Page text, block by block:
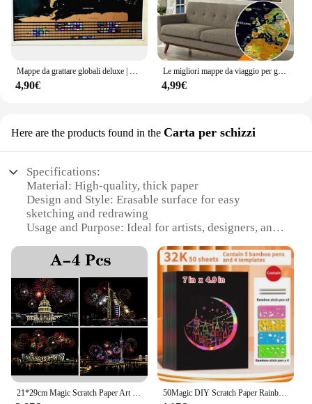
Mappe da grattare globali deluxe | Viaggia le mappe per tracciare i viaggi | Poster da parete per decorazioni per stanze e uffici, giornalieri di viaggio, mappe come regali
4,90€
Le migliori mappe da viaggio per graffiare, mappe da grattare globali di lusso con bandiere nazionali, biglietto da grattare per poster di diario di viaggio come regali M0
4,99€
Here are the products found in the Carta per schizzi
Specifications:
Material: High-quality, thick paper
Design and Style: Erasable surface for easy
sketching and redrawing
Usage and Purpose: Ideal for artists, designers, and
Performance and Property: Durable and resistant to
tearing
Parts and Accessories: Comes in sets for
convenience
Applicable Scenario: Perfect for sketching, drawing,
and planning
Features:
**Unleash Your Creativity**
The carta globo gratta is an indispensable tool for
21*29cm Magic Scratch Paper Art Crafts World Landscape raschiando dipinti giocattoli di decompressione per adulti bambini regali creativi fai da te 50Magic DIY Scratch Paper Rainbow Art Painting Kit con 5 bastoncini di legno 4 modelli per ragazzi e ragazze festa di compleanno Holid